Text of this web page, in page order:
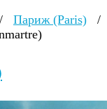
/ Париж (Paris)
/